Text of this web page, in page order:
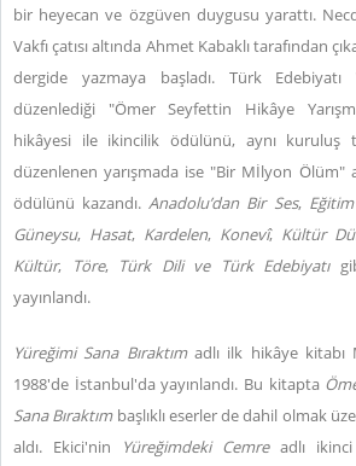
bir heyecan ve özgüven duygusu yarattı.
Vakfı çatısı altında Ahmet Kabaklı tarafından
dergide yazmaya başladı. Türk Edebiyatı
düzenlediği "Ömer Seyfettin Hikâye
hikâyesi ile ikincilik ödülünü, aynı kuruluş
düzenlenen yarışmada ise "Bir Mİlyon Ölüm"
ödülünü kazandı.Anadolu’dan Bir Ses,
Güneysu, Hasat, Kardelen, Konevî, Kültür
Kültür, Töre, Türk Dili ve Türk Edebiyatı
yayınlandı.
Yüreğimi Sana Bıraktımadlı ilk hikâye kitabı
1988'de İstanbul'da yayınlandı. Bu kitapta
Sana Bıraktımbaşlıklı eserler de dahil olmak
aldı. Ekici'nin
Yüreğimdeki Cemreadlı ikinci